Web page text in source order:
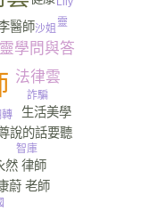
靈學問與答
法律雲
醫師
說的話要聽
然 律師
生活美學
蔚 老師
沙姐
智庫
詐騙
靈